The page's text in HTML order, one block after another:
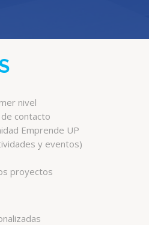
nivel
contacto
Emprende UP
y eventos)
proyectos